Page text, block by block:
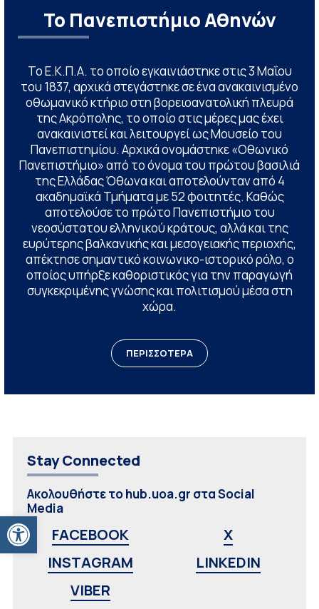
Ανοίξτε τη γραμμή εργαλείων
Το Πανεπιστήμιο Αθηνών
Το Ε.Κ.Π.Α. το οποίο εγκαινιάστηκε στις 3 Μαΐου
του 1837, αρχικά στεγάστηκε σε ένα ανακαινισμένο
οθωμανικό κτήριο στη βορειοανατολική πλευρά
της Ακρόπολης, το οποίο στις μέρες μας έχει
ανακαινιστεί και λειτουργεί ως Μουσείο του
Πανεπιστημίου. Αρχικά ονομάστηκε «Οθωνικό
Πανεπιστήμιο» από το όνομα του πρώτου βασιλιά
της Ελλάδας Όθωνα και αποτελούνταν από 4
ακαδημαϊκά Τμήματα με 52 φοιτητές. Καθώς
αποτελούσε το πρώτο Πανεπιστήμιο του
νεοσύστατου ελληνικού κράτους, αλλά και της
ευρύτερης βαλκανικής και μεσογειακής περιοχής,
απέκτησε σημαντικό κοινωνικο-ιστορικό ρόλο, ο
οποίος υπήρξε καθοριστικός για την παραγωγή
συγκεκριμένης γνώσης και πολιτισμού μέσα στη
χώρα.
ΠΕΡΙΣΣΟΤΕΡΑ
Stay Connected
Ακολουθήστε το hub.uoa.gr στα Social
Media
FACEBOOK
X
INSTAGRAM
LINKEDIN
VIBER